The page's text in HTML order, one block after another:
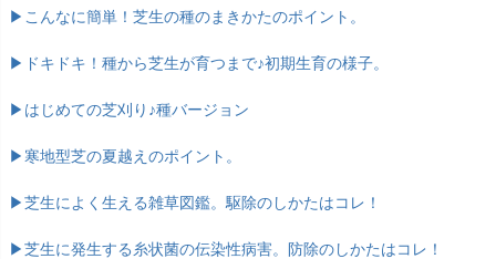
▶こんなに簡単！芝生の種のまきかたのポイント。
▶ドキドキ！種から芝生が育つまで♪初期生育の様子。
▶はじめての芝刈り♪種バージョン
▶寒地型芝の夏越えのポイント。
▶芝生によく生える雑草図鑑。駆除のしかたはコレ！
▶芝生に発生する糸状菌の伝染性病害。防除のしかたはコレ！